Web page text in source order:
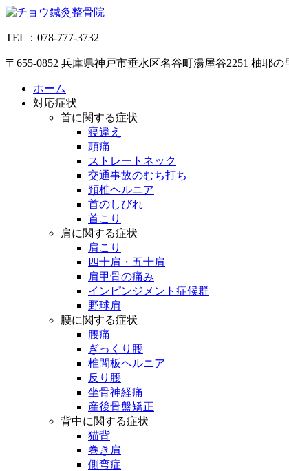
コ
テ
ツ
TEL：078-777-3732
〒655-0852 兵庫県神戸市垂水区名谷町湯屋谷2251 柚耶の
ホーム
対応症状
首に関する症状
寝違え
頭痛
ストレートネック
交通事故のむち打ち
頚椎ヘルニア
首のしびれ
首こり
肩に関する症状
肩こり
四十肩・五十肩
肩甲骨の痛み
インピンジメント症候群
野球肩
腰に関する症状
腰痛
ぎっくり腰
椎間板ヘルニア
反り腰
坐骨神経痛
産後骨盤矯正
背中に関する症状
猫背
巻き肩
側弯症